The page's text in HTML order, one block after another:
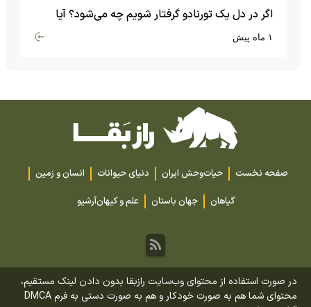
اگر در دل یک تورنادو گرفتار شویم چه می‌شود؟ آیا
امکان زنده ماندن وجود دارد؟۱ ماه پیش
صفحه نخست حیات‌وحش ایران دنیای حیوانات
انسان و زمین
گیاهان
جهان باستان علم و کیهانآرشیو
در صورت استفاده از محتوای وب‌سایت رازبقا بدون دادن لینک مستقیم،
محتوای شما هم به صورت خودکار و هم به صورت دستی به فرم DMCA